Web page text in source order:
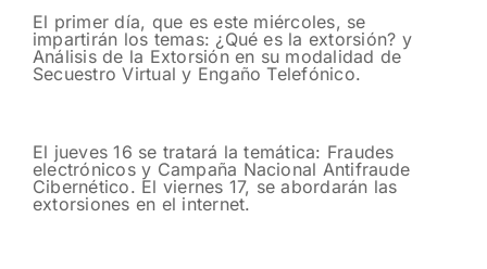
El primer día, que es este miércoles, se
impartirán los temas: ¿Qué es la extorsión? y
Análisis de la Extorsión en su modalidad de
Secuestro Virtual y Engaño Telefónico.
El jueves 16 se tratará la temática: Fraudes
electrónicos y Campaña Nacional Antifraude
Cibernético. El viernes 17, se abordarán las
extorsiones en el internet.